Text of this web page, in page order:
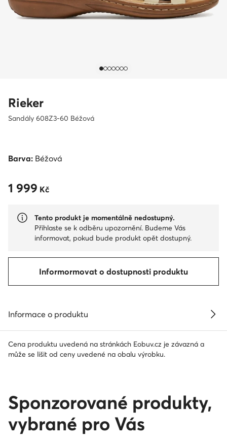
Rieker
Sandály 608Z3-60 Béžová
Barva: Béžová
1 999 Kč
1 999 Kč
Tento produkt je momentálně nedostupný.
Přihlaste se k odběru upozornění. Budeme Vás
informovat, pokud bude produkt opět dostupný.
Informormovat o dostupnosti produktu
Informace o produktu
Cena produktu uvedená na stránkách Eobuv.cz je závazná a
může se lišit od ceny uvedené na obalu výrobku.
Sponzorované produkty,
vybrané pro Vás